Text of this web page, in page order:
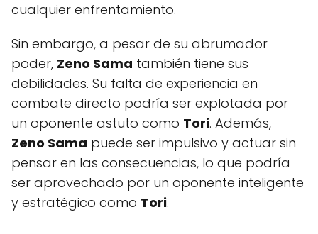
cualquier enfrentamiento.
Sin embargo, a pesar de su abrumador
poder, Zeno Sama también tiene sus
debilidades. Su falta de experiencia en
combate directo podría ser explotada por
un oponente astuto como Tori. Además,
Zeno Sama puede ser impulsivo y actuar sin
pensar en las consecuencias, lo que podría
ser aprovechado por un oponente inteligente
y estratégico como Tori.